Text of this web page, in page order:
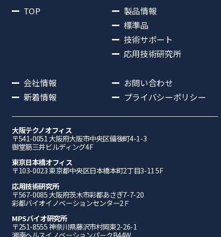
TOP
製品情報
標準品
技術サポート
応用技術研究所
会社情報
新着情報
お問い合わせ
プライバシーポリシー
大阪テクノオフィス
〒541-0051 ⼤阪府⼤阪市中央区備後町4-1-3
御堂筋三井ビルディング4F
東京日本橋オフィス
〒103-0023 東京都中央区日本橋本町2丁目3-11 5F
応⽤技術研究所
〒567-0085 ⼤阪府茨⽊市彩都あさぎ7-7-20
彩都バイオイノベーションセンター2Ｆ
MPSバイオ研究所
〒251-8555 神奈川県藤沢市村岡東2-26-1
湘南ヘルスイノベーションパークB44W